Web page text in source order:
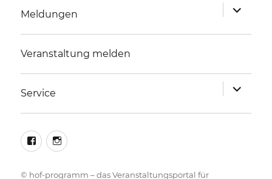
Meldungen
anzeigen
Veranstaltung melden
Service
anzeigen
facebookinstagram
© hof-programm – das Veranstaltungsportal für